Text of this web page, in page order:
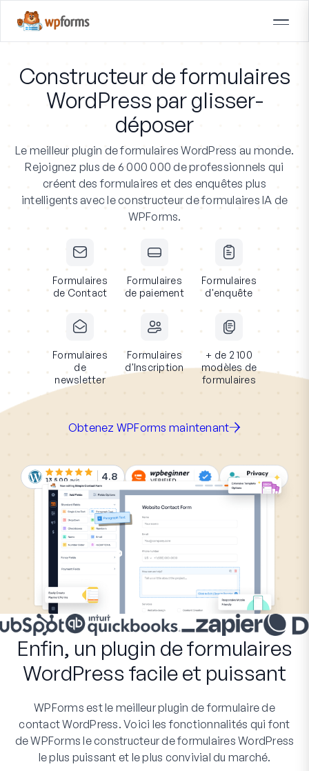
Constructeur de formulaires
WordPress par glisser-
déposer
Le meilleur plugin de formulaires WordPress au monde.
Rejoignez plus de 6 000 000 de professionnels qui
créent des formulaires et des enquêtes plus
intelligents avec le constructeur de formulaires IA de
WPForms.
Formulaires
de Contact
Formulaires
de paiement
Formulaires
d'enquête
Formulaires
de
newsletter
Formulaires
d'Inscription
+ de 2 100
modèles de
formulaires
Obtenez WPForms maintenant
13 500 avis 4.8
Enfin, un plugin de formulaires
WordPress facile et puissant
WPForms est le meilleur plugin de formulaire de
contact WordPress. Voici les fonctionnalités qui font
de WPForms le constructeur de formulaires WordPress
le plus puissant et le plus convivial du marché.